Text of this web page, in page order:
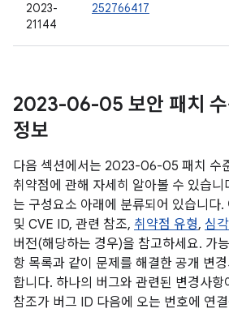
2023-
21144
252766417
2023-06-05 보안 패치 수
정보
다음 섹션에서는 2023-06-05 패치 수
취약점에 관해 자세히 알아볼 수 있습
는 구성요소 아래에 분류되어 있습니다.
및 CVE ID, 관련 참조, 취약점 유형, 심
버전(해당하는 경우)을 참고하세요. 가
항 목록과 같이 문제를 해결한 공개 변
합니다. 하나의 버그와 관련된 변경사
참조가 버그 ID 다음에 오는 번호에 연